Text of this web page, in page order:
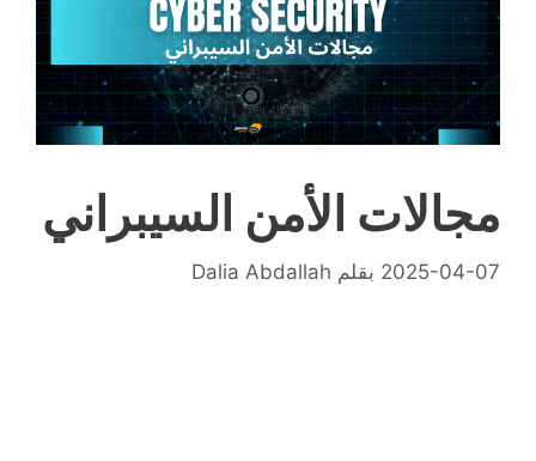
مجالات الأمن السيبراني
2025-04-07 بقلم Dalia Abdallah